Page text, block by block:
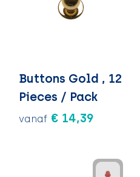
Buttons Gold , 12
Pieces / Pack
vanaf € 14,39